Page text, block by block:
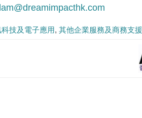
科技及電子應用 其他企業服務及商務支援